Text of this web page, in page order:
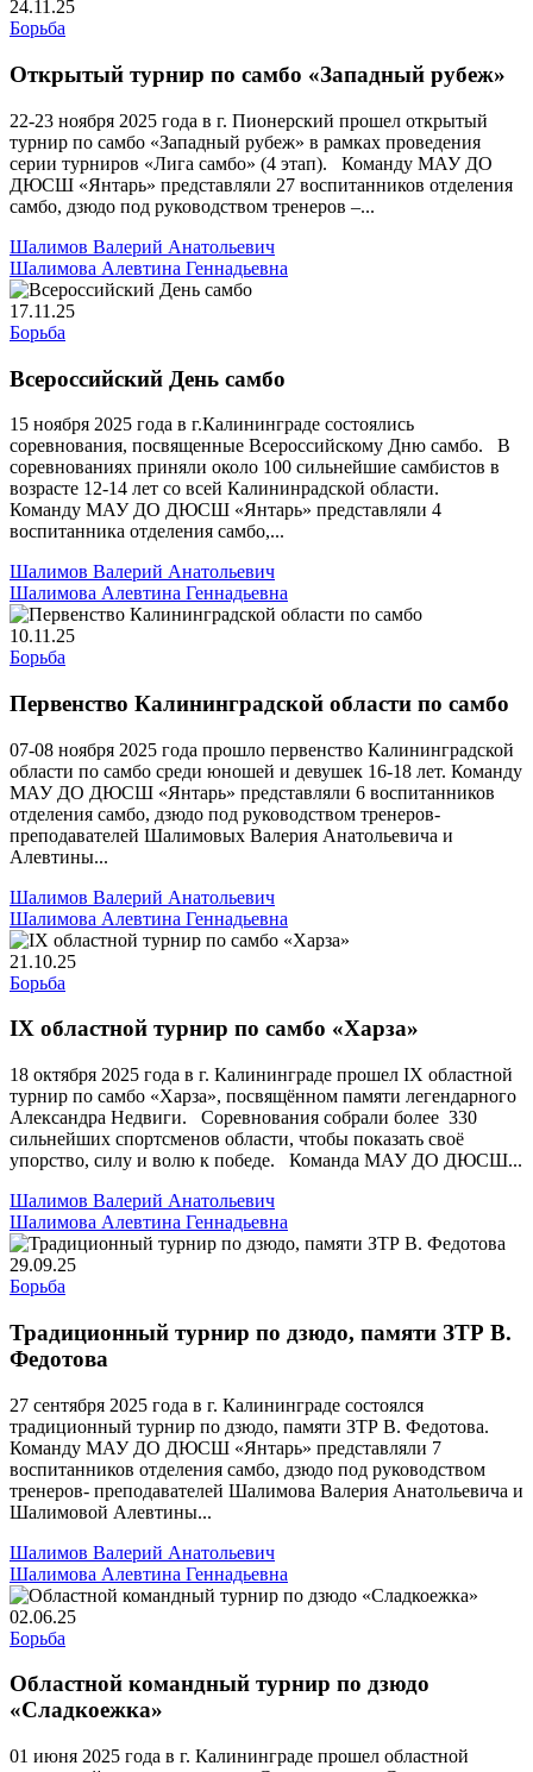
24.11.25
Борьба
Открытый турнир по самбо «Западный рубеж»
22-23 ноября 2025 года в г. Пионерский прошел открытый
турнир по самбо «Западный рубеж» в рамках проведения
серии турниров «Лига самбо» (4 этап). Команду МАУ ДО
ДЮСШ «Янтарь» представляли 27 воспитанников отделения
самбо, дзюдо под руководством тренеров –...
Шалимов Валерий Анатольевич
Шалимова Алевтина Геннадьевна
17.11.25
Борьба
Всероссийский День самбо
15 ноября 2025 года в г.Калининграде состоялись
соревнования, посвященные Всероссийскому Дню самбо. В
соревнованиях приняли около 100 сильнейшие самбистов в
возрасте 12-14 лет со всей Калининрадской области.
Команду МАУ ДО ДЮСШ «Янтарь» представляли 4
воспитанника отделения самбо,...
Шалимов Валерий Анатольевич
Шалимова Алевтина Геннадьевна
10.11.25
Борьба
Первенство Калининградской области по самбо
07-08 ноября 2025 года прошло первенство Калининградской
области по самбо среди юношей и девушек 16-18 лет. Команду
МАУ ДО ДЮСШ «Янтарь» представляли 6 воспитанников
отделения самбо, дзюдо под руководством тренеров-
преподавателей Шалимовых Валерия Анатольевича и
Алевтины...
Шалимов Валерий Анатольевич
Шалимова Алевтина Геннадьевна
21.10.25
Борьба
IX областной турнир по самбо «Харза»
18 октября 2025 года в г. Калининграде прошел IX областной
турнир по самбо «Харза», посвящённом памяти легендарного
Александра Недвиги. Соревнования собрали более 330
сильнейших спортсменов области, чтобы показать своё
упорство, силу и волю к победе. Команда МАУ ДО ДЮСШ...
Шалимов Валерий Анатольевич
Шалимова Алевтина Геннадьевна
29.09.25
Борьба
Традиционный турнир по дзюдо, памяти ЗТР В.
Федотова
27 сентября 2025 года в г. Калининграде состоялся
традиционный турнир по дзюдо, памяти ЗТР В. Федотова.
Команду МАУ ДО ДЮСШ «Янтарь» представляли 7
воспитанников отделения самбо, дзюдо под руководством
тренеров- преподавателей Шалимова Валерия Анатольевича и
Шалимовой Алевтины...
Шалимов Валерий Анатольевич
Шалимова Алевтина Геннадьевна
02.06.25
Борьба
Областной командный турнир по дзюдо
«Сладкоежка»
01 июня 2025 года в г. Калининграде прошел областной